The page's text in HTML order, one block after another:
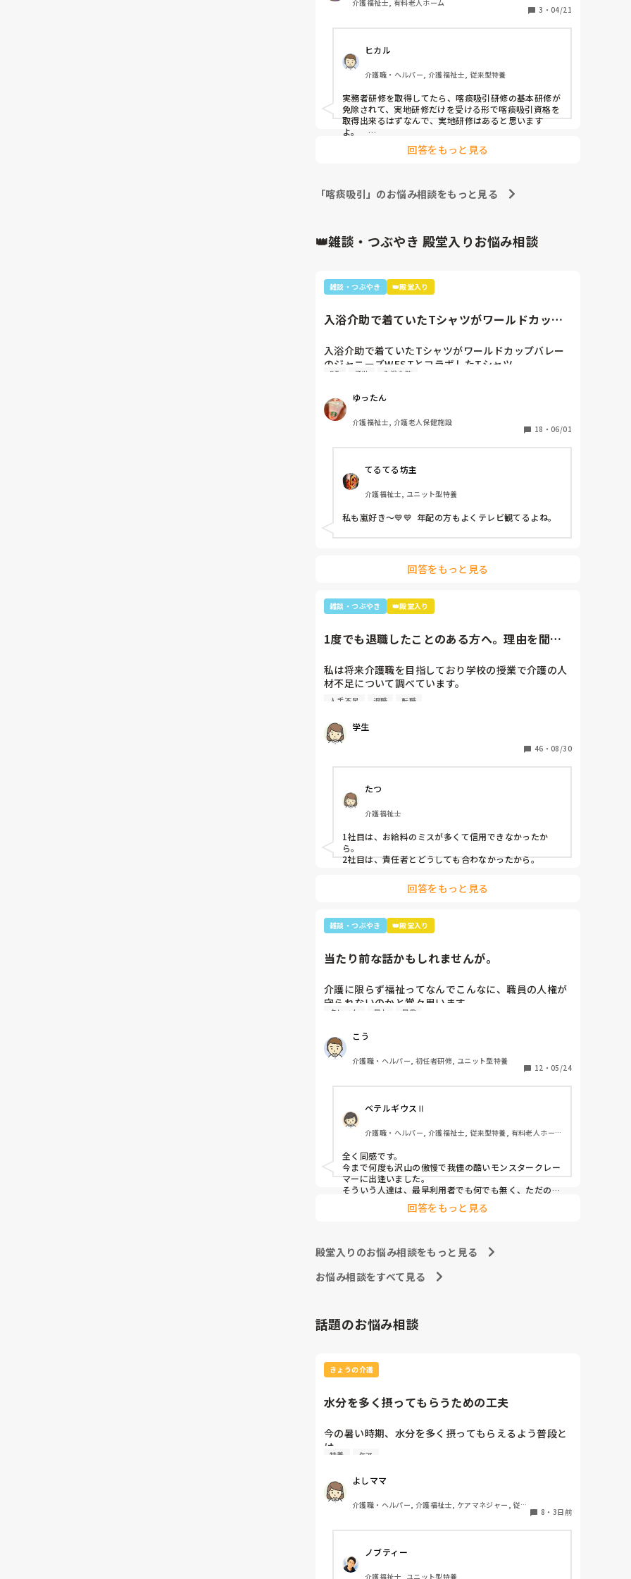
介護福祉士持ってるのにこんな質問してますが
介護福祉士, 有料老人ホーム
3 ・ 04/21
ヒカル
介護職・ヘルパー, 介護福祉士, 従来型特養
実務者研修を取得してたら、喀痰吸引研修の基本研修が
免除されて、実地研修だけを受ける形で喀痰吸引資格を
取得出来るはずなんで、実地研修はあると思います
よ。
喀痰吸引研修だけを受けた後も、実地研修を受けないと
回答をもっと見る
「喀痰吸引」のお悩み相談をもっと見る
👑雑談・つぶやき 殿堂入りお悩み相談
雑談・つぶやき 👑殿堂入り
入浴介助で着ていたTシャツがワールドカップ
入浴介助で着ていたTシャツがワールドカップバレー
のジャニーズWESTとコラボしたTシャツ。
暑いししんどいから、せめて好きなTシャツを着て介
別のフロアの利用者さん達で私はリフト浴の介助をし
ていると「可愛いTシャツね☺️」と言われ「そうでし
ょ？去年のバレーボールの世界大会で好きなアイドル
達が応援してて、グッズとして売ってたからかったん
方分からなかった)あなたジャニーズが好きなのね😊」
と。
大好きと伝えると「私もよ、あなた嵐は好き？」と聞
かれ、1番好きと伝えると利用者さんが嵐のメンバー3
人の名前を言っていき「後2人…。どないしよ、あと2
人名前がでてけぇへんわ😩」と言うと近くの利用者さ
そこから、リフト浴で介助を行っていた利用者さんが
「SMAPは今はどんな事してるの？」とあり、事務所
った事等伝えると残念そうにしてましたが「けど、皆
元気なんやろ？なら言いやん😊」と(笑)
そこから利用者さんは「キムタクは工藤静香と結婚し
たんやったけ？子どもは？」と。
で、入浴介助でなければマシンガントークに成程(笑)
近くにいた職員がその利用者さんに「この子にその話
したら永遠に話すからあかんよ(笑)」と言われるほど
年齢や認知症の事を考えても、嵐のメンバー3人とキ
ムタクが誰と結婚したのか覚えていた事に驚きながら
ST 子供 入浴介助
ゆったん
介護福祉士, 介護老人保健施設
18 ・ 06/01
てるてる坊主
介護福祉士, ユニット型特養
私も嵐好き～💙💙  年配の方もよくテレビ観てるよね。
回答をもっと見る
雑談・つぶやき 👑殿堂入り
1度でも退職したことのある方へ。理由を聞か
私は将来介護職を目指しており学校の授業で介護の人
材不足について調べています。
そこで介護の仕事をやめた理由についてアンケートを
関係など)
多くの回答が必要なので本人ではなく知人の方がやめ
た理由などでも教えていただけると助かります。
ご協力お願いします🙇🏻‍♀️
人手不足 退職 転職
学生
46 ・ 08/30
たつ
介護福祉士
1社目は、お給料のミスが多くて信用できなかったか
ら。
2社目は、責任者とどうしても合わなかったから。
回答をもっと見る
雑談・つぶやき 👑殿堂入り
当たり前な話かもしれませんが。
介護に限らず福祉ってなんでこんなに、職員の人権が
守られないのかと常々思います。
過ぎている感じは否めません。
特に、利用者からの暴力・暴言、家族からのクレーム
をいつまでも我慢するのは心情としておかしいのでは
と思います。(今どき、お客様は神様というのは…)
介護職員というより福祉人として間違っている考えだ
とは思いますが、割りきって仕事をしていく必要があ
るのでしょうかね。
心身をやられたりしたら、介護職員をやりたくなくな
ると思うんですよね。
クレーム 暴力 暴言
こう
介護職・ヘルパー, 初任者研修, ユニット型特養
12 ・ 05/24
ベテルギウスⅡ
介護職・ヘルパー, 介護福祉士, 従来型特養, 有料老人ホー
修, 実務者研修, ユニット型特養
全く同感です。
今まで何度も沢山の傲慢で我儘の酷いモンスタークレー
マーに出逢いました。
そういう人達は、最早利用者でも何でも無く、ただのキ
無理難題を言って来るこの人達には、毅然とした態度や
上司が味方、力になってくれないと現場の職員の不平不
満は高まり、精神がやられた結果辞めて行きます。
他の自治体や他職種にも拡大して、介護職に取っても働
回答をもっと見る
殿堂入りのお悩み相談をもっと見る
お悩み相談をすべて見る
話題のお悩み相談
きょうの介護
水分を多く摂ってもらうための工夫
今の暑い時期、水分を多く摂ってもらえるよう普段と
は
違う工夫等をされている事を教えてください。
特養 ケア
よしママ
介護職・ヘルパー, 介護福祉士, ケアマネジャー, 従来
8 ・ 3日前
ノブティー
介護福祉士, ユニット型特養